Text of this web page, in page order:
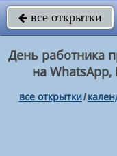
 все открытки
День работника
на WhatsApp,
все открытки/